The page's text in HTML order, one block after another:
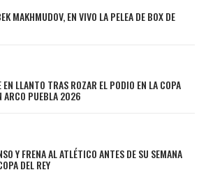
MAKHMUDOV, EN VIVO LA PELEA DE BOX DE
LLANTO TRAS ROZAR EL PODIO EN LA COPA
ARCO PUEBLA 2026
Y FRENA AL ATLÉTICO ANTES DE SU SEMANA
DEL REY